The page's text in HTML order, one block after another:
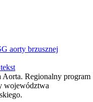
aorty brzusznej